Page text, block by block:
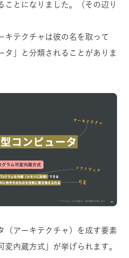
ことになりました。（その辺り
キテクチャは彼の名を取って
タ」と分類されることがありま
（アーキテクチャ）を成す要素
変内蔵方式」が挙げられます。